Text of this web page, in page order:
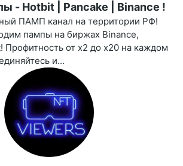
- Hotbit | Pancake | Binance !
ПАМП канал на территории РФ!
пампы на биржах Binance,
Профитность от х2 до х20 на каждом
и...